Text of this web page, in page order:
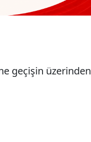
geçişin üzerinden